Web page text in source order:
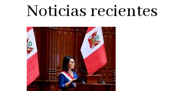
Noticias recientes